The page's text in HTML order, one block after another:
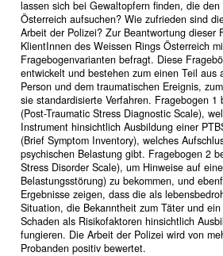
lassen sich bei Gewaltopfern finden, die
Österreich aufsuchen? Wie zufrieden sind
Arbeit der Polizei? Zur Beantwortung dieser
KlientInnen des Weissen Rings Österreich
Fragebogenvarianten befragt. Diese
entwickelt und bestehen zum einen Teil aus
Person und dem traumatischen Ereignis,
sie standardisierte Verfahren. Fragebogen 1
(Post-Traumatic Stress Diagnostic Scale),
Instrument hinsichtlich Ausbildung einer
(Brief Symptom Inventory), welches
psychischen Belastung gibt. Fragebogen 2
Stress Disorder Scale), um Hinweise auf
Belastungsstörung) zu bekommen, und
Ergebnisse zeigen, dass die als
Situation, die Bekanntheit zum Täter und
Schaden als Risikofaktoren hinsichtlich
fungieren. Die Arbeit der Polizei wird von
Probanden positiv bewertet.